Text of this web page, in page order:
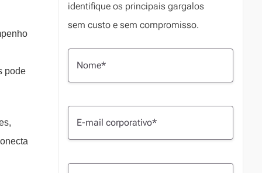
pode
identifique os principais gargalos
sem custo e sem compromisso.